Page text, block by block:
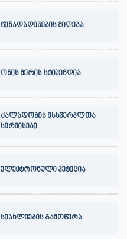
წინადადებების მიღება
ონის მერის სტიპენდია
ძალადობის მსხვერპლთა
სერვისები
ელექტრონული პეტიცია
სიახლეების გამოწერა